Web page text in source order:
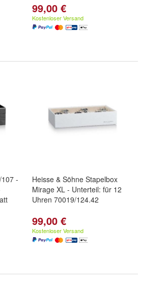
99,00 €
Kostenloser Versand
-
Heisse & Söhne Stapelbox
Mirage XL - Unterteil: für 12
Uhren 70019/124.42
99,00 €
Kostenloser Versand